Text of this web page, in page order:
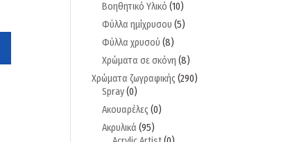
Βοηθητικό Υλικό (10)
Φύλλα ημίχρυσου (5)
Φύλλα χρυσού (8)
Χρώματα σε σκόνη (8)
Χρώματα ζωγραφικής (290)
Spray(0)
Ακουαρέλες (0)
Ακρυλικά (95)